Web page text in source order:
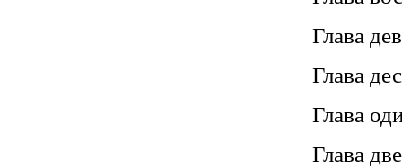
Глава
Глава
Глава
Глава